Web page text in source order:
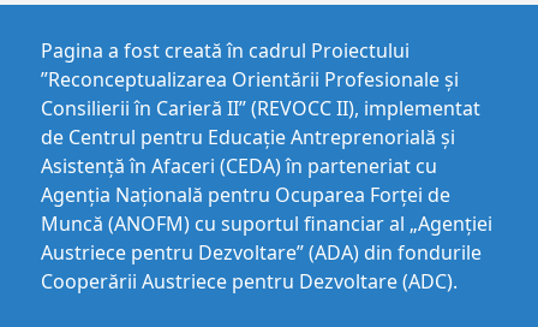
Pagina a fost creată în cadrul Proiectului
”Reconceptualizarea Orientării Profesionale și
Consilierii în Carieră II” (REVOCC II), implementat
de Centrul pentru Educaţie Antreprenorială şi
Asistenţă în Afaceri (CEDA) în parteneriat cu
Agenția Națională pentru Ocuparea Forței de
Muncă (ANOFM) cu suportul financiar al „Agenției
Austriece pentru Dezvoltare” (ADA) din fondurile
Cooperării Austriece pentru Dezvoltare (ADC).